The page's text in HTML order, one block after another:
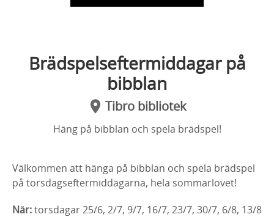
Brädspelseftermiddagar på
bibblan
Tibro bibliotek
Häng på bibblan och spela brädspel!
Välkommen att hänga på bibblan och spela brädspel
på torsdagseftermiddagarna, hela sommarlovet!
När:torsdagar 25/6, 2/7, 9/7, 16/7, 23/7, 30/7, 6/8, 13/8